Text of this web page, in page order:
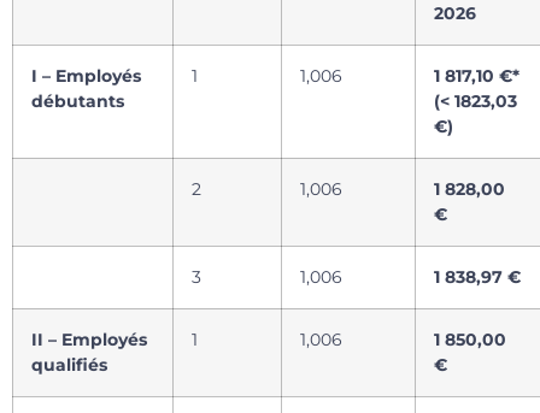
2026
I – Employés
débutants
1 1,006
1 817,10 €*
(< 1823,03
€)
2 1,006
1 828,00
€
3 1,006 1 838,97 €
II – Employés
qualifiés
1 1,006
1 850,00
€